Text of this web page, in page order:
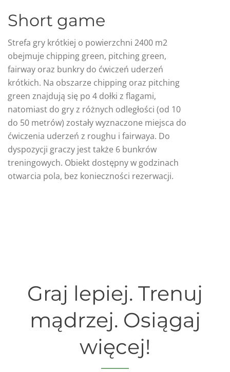
Short game
Strefa gry krótkiej o powierzchni 2400 m2
obejmuje chipping green, pitching green,
fairway oraz bunkry do ćwiczeń uderzeń
krótkich. Na obszarze chipping oraz pitching
green znajdują się po 4 dołki z flagami,
natomiast do gry z różnych odległości (od 10
do 50 metrów) zostały wyznaczone miejsca do
ćwiczenia uderzeń z roughu i fairwaya. Do
dyspozycji graczy jest także 6 bunkrów
treningowych. Obiekt dostępny w godzinach
otwarcia pola, bez konieczności rezerwacji.
Graj lepiej. Trenuj
mądrzej. Osiągaj
więcej!